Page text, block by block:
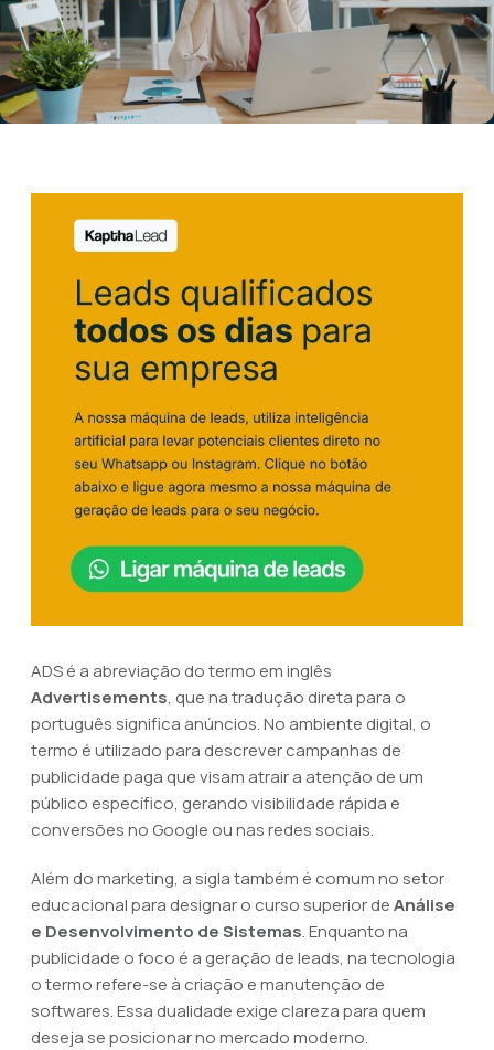
ADS é a abreviação do termo em inglês
Advertisements, que na tradução direta para o
português significa anúncios. No ambiente digital, o
termo é utilizado para descrever campanhas de
publicidade paga que visam atrair a atenção de um
público específico, gerando visibilidade rápida e
conversões no Google ou nas redes sociais.
Além do marketing, a sigla também é comum no setor
educacional para designar o curso superior deAnálise
e Desenvolvimento de Sistemas. Enquanto na
publicidade o foco é a geração de leads, na tecnologia
o termo refere-se à criação e manutenção de
softwares. Essa dualidade exige clareza para quem
deseja se posicionar no mercado moderno.